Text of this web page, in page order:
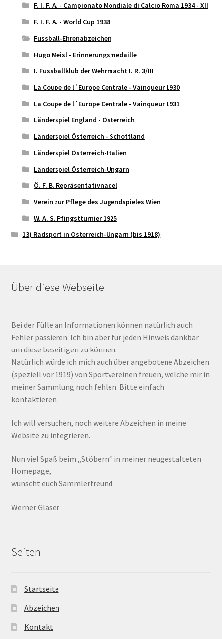
F. I. F. A. - Campionato Mondiale di Calcio Roma 1934 - XII
F. I. F. A. - World Cup 1938
Fussball-Ehrenabzeichen
Hugo Meisl - Erinnerungsmedaille
I. Fussballklub der Wehrmacht I. R. 3/III
La Coupe de l´Europe Centrale - Vainqueur 1930
La Coupe de l´Europe Centrale - Vainqueur 1931
Länderspiel England - Österreich
Länderspiel Österreich - Schottland
Länderspiel Österreich-Italien
Länderspiel Österreich-Ungarn
Ö. F. B. Repräsentativnadel
Verein zur Pflege des Jugendspieles Wien
W. A. S. Pfingstturnier 1925
13) Radsport in Österreich-Ungarn (bis 1918)
Über diese Webseite
Bei der Fülle an Informationen können natürlich auch
Fehler passieren. Ich bin aber für jeden Hinweis dankbar
um diese beseitigen zu können.
Natürlich würde ich mich auch über angebotene Abzeichen
(speziell vor 1919) von Sportvereinen freuen, welche mir in
meiner Sammlung noch fehlen. Bitte einfach
kontaktieren.
Ich will versuchen, noch weitere Abzeichen in meine
Website zu integrieren.
Nun viel Spaß beim „Stöbern“ in meiner neugestalteten
Homepage,
wünscht euch Sammlerfreund
Werner Glaser
Seiten
Startseite
Abzeichen
Kontakt